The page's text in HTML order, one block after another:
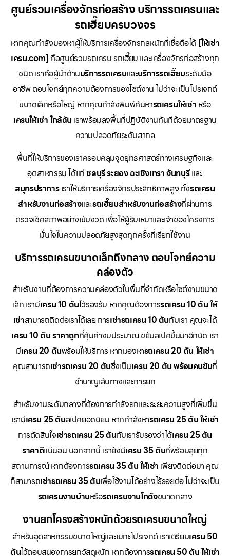
ศูนย์รวมเครื่องจักรก่อสร้าง บริการรถเครนและ
รถเฮี๊ยบครบวงจร
หากคุณกำลังมองหาผู้ให้บริการเครื่องจักรกลหนักที่เชื่อถือได้ [ให้เช่า
เครน.com] คือศูนย์รวมรถเครน รถเฮี๊ยบ และเครื่องจักรก่อสร้างทุก
ชนิด เราคือผู้นำด้านบริการรถเครนและบริการรถเฮี๊ยบระดับมือ
อาชีพ ตอบโจทย์ทุกความต้องการของไซต์งาน ไม่ว่าจะเป็นโปรเจกต์
ขนาดเล็กหรือใหญ่ หากคุณกำลังพิมพ์ค้นหารถเครนให้เช่า หรือ
เครนให้เช่าใกล้ฉัน เราพร้อมลงพื้นที่ปฏิบัติงานทันทีด้วยมาตรฐาน
ความปลอดภัยระดับสากล
พื้นที่ให้บริการของเราครอบคลุมจุดยุทธศาสตร์ทางเศรษฐกิจและ
อุตสาหกรรม ได้แก่ชลบุรีระยองฉะเชิงเทราจันทบุรีและ
สมุทรปราการเราให้บริการเครื่องจักรประสิทธิภาพสูง ทั้งรถเครน
สำหรับงานก่อสร้างและรถเฮี๊ยบสำหรับงานก่อสร้างที่ผ่านการ
ตรวจเช็คสภาพอย่างเข้มงวด เพื่อให้ผู้รับเหมาและเจ้าของโครงการ
มั่นใจในความปลอดภัยสูงสุดทุกครั้งที่เรียกใช้งาน
บริการรถเครนขนาดเล็กถึงกลาง ตอบโจทย์ความ
คล่องตัว
สำหรับงานที่ต้องการความคล่องตัวในพื้นที่จำกัดหรือไซต์งานขนาด
เล็ก เรามีเครน 10 ตันไว้รองรับ หากคุณต้องการรถเครน 10 ตัน ให้
เช่าสามารถติดต่อเราได้เลย การเช่ารถเครน 10 ตันกับเรา คุณจะได้
เครน 10 ตัน ราคาถูกที่คุ้มค่างบประมาณ ขยับสเปคขึ้นมาอีกนิด เรา
มีเครน 20 ตันพร้อมให้บริการ หากมองหารถเครน 20 ตัน ให้เช่า
คุณสามารถเช่ารถเครน 20 ตันซึ่งเป็นเครน 20 ตัน พร้อมคนขับที่
ชำนาญเส้นทางและการยก
สำหรับงานระดับกลางที่ต้องการกำลังยกและระยะความสูงที่เพิ่มขึ้น
เรามีเครน 25 ตันสเปคยอดนิยม หากกำลังหารถเครน 25 ตัน ให้เช่า
การตัดสินใจเช่ารถเครน 25 ตันกับเรารับรองว่าได้เครน 25 ตัน
ราคาดีแน่นอน นอกจากนี้ เรายังมีเครน 35 ตันที่พร้อมลุยทุก
สถานการณ์ หากต้องการรถเครน 35 ตัน ให้เช่า เพียงติดต่อมา คุณ
ก็สามารถเช่ารถเครน 35 ตันเพื่อใช้งานได้อย่างไร้รอยต่อ ไม่ว่าจะเป็น
รถเครนงานบ้านหรือรถเครนงานโกดังขนาดกลาง
งานยกโครงสร้างหนักด้วยรถเครนขนาดใหญ่
สำหรับอุตสาหกรรมขนาดใหญ่และเมกะโปรเจกต์ เราเตรียมเครน 50
ตันไว้ตอบสนองการยกวัสดุหนัก หากต้องการรถเครน 50 ตัน ให้เช่า